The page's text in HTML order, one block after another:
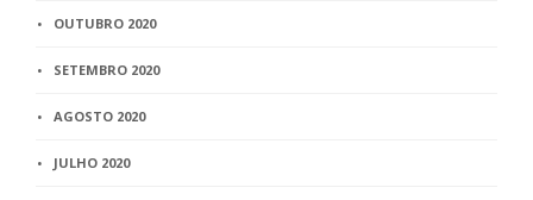
OUTUBRO 2020
SETEMBRO 2020
AGOSTO 2020
JULHO 2020